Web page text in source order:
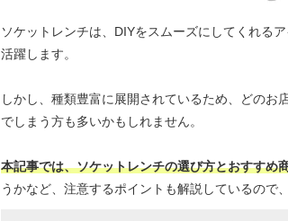
ソケットレンチは、DIYをスムーズにしてくれる
活躍します。
しかし、種類豊富に展開されているため、どの
でしまう方も多いかもしれません。
本記事では、ソケットレンチの選び方とおすすめ
うかなど、注意するポイントも解説しているので